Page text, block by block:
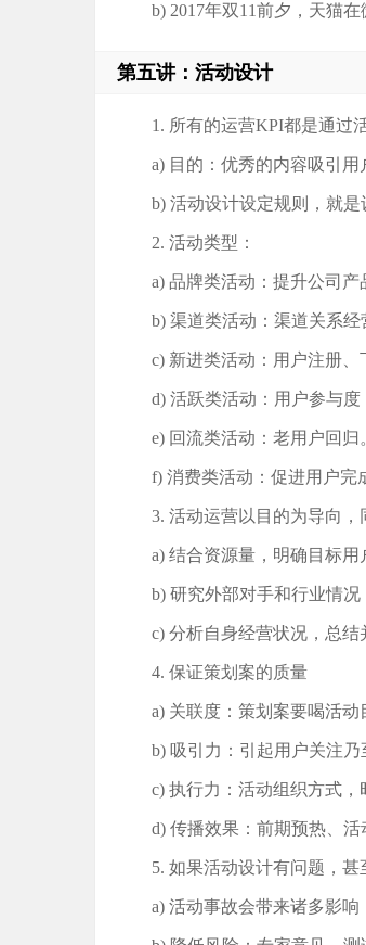
b) 2017年双11前夕，天猫
第五讲：活动设计
1. 所有的运营KPI都是通过
a) 目的：优秀的内容吸引
b) 活动设计设定规则，就是
2. 活动类型：
a) 品牌类活动：提升公司
b) 渠道类活动：渠道关系
c) 新进类活动：用户注册、
d) 活跃类活动：用户参与度
e) 回流类活动：老用户回
f) 消费类活动：促进用户完
3. 活动运营以目的为导向，
a) 结合资源量，明确目标用
b) 研究外部对手和行业情况
c) 分析自身经营状况，总结
4. 保证策划案的质量
a) 关联度：策划案要喝活动
b) 吸引力：引起用户关注
c) 执行力：活动组织方式，
d) 传播效果：前期预热、活
5. 如果活动设计有问题，甚
a) 活动事故会带来诸多影响